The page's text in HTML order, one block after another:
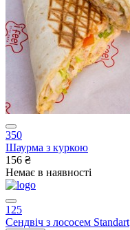
350
Шаурма з куркою
156 ₴
Немає в наявності
125
Сендвіч з лососем Standart